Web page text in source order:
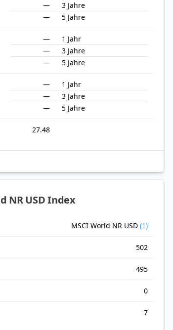
—
3 Jahre
—
5 Jahre
—
1 Jahr
—
3 Jahre
—
5 Jahre
—
1 Jahr
—
3 Jahre
—
5 Jahre
27.48
NR USD Index
MSCI World NR USD (1)
502
495
0
7